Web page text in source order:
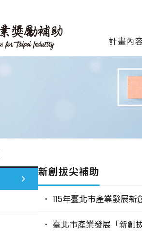
計畫內
新創拔尖補助
115年臺北市產業發展
臺北市產業發展「新創